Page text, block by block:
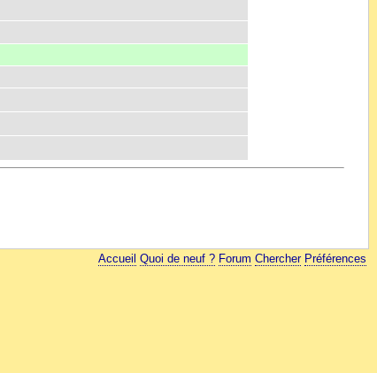
Accueil Quoi de neuf ? Forum Chercher Préférences